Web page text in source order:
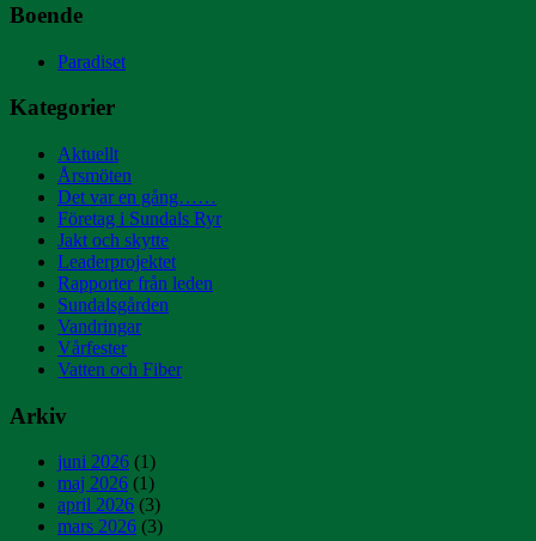
Boende
Paradiset
Kategorier
Aktuellt
Årsmöten
Det var en gång……
Företag i Sundals Ryr
Jakt och skytte
Leaderprojektet
Rapporter från leden
Sundalsgården
Vandringar
Vårfester
Vatten och Fiber
Arkiv
juni 2026 (1)
maj 2026 (1)
april 2026 (3)
mars 2026 (3)